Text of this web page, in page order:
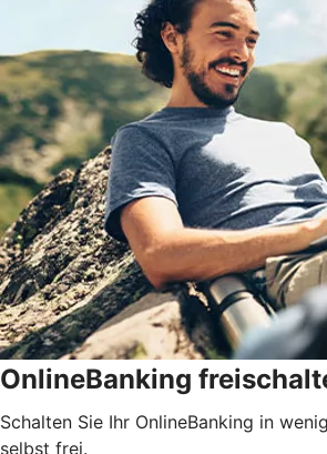
OnlineBanking
Schalten Sie Ihr OnlineBanking in
selbst frei.